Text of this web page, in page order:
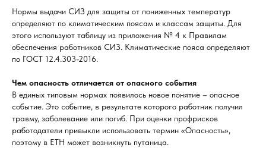
Нормы выдачи СИЗ для защиты от пониженных температур
определяют по климатическим поясам и классам защиты. Для
этого используют таблицу из приложения № 4 к Правилам
обеспечения работников СИЗ. Климатические пояса определяют
по ГОСТ 12.4.303-2016.
Чем опасность отличается от опасного события
В единых типовым нормах появилось новое понятие – опасное
событие. Это событие, в результате которого работник получил
травму, заболевание или погиб. При оценки профрисков
работодатели привыкли использовать термин «Опасность»,
поэтому в ЕТН может возникнуть путаница.